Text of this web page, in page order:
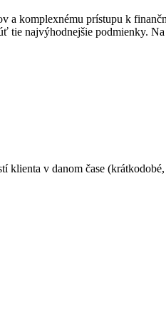
a komplexnému prístupu k
najvýhodnejšie podmienky.
klienta v danom čase